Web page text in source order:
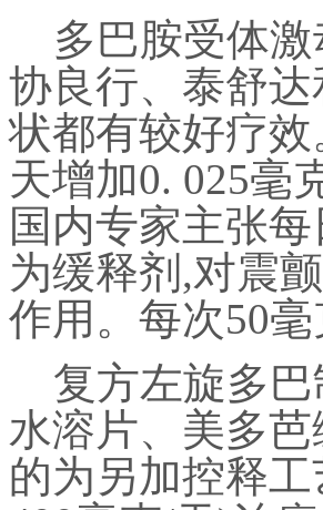
多巴胺受体
协良行、泰舒
状都有较好疗
天增加0. 025毫
国内专家主张
为缓释剂 ,对震
作用。每次50毫
复方左旋多巴
水溶片、美多
的为另加控释